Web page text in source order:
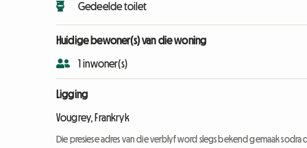
Gedeelde toilet
Huidige bewoner(s) van die woning
1 inwoner(s)
Ligging
Vougrey, Frankryk
Die presiese adres van die verblyf word slegs bekend gemaak sodra